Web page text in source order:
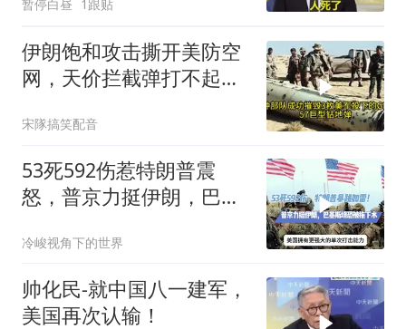
暂停白昼 1跟贴
伊朗饱和攻击撕开美防空
网，天价拦截弹打不起，
宋隊搞笑配音
53死592伤惹特朗普震
怒，普京力挺伊朗，巴恐
冷峻视角下的世界
帅化民-就中国八一建军，
美国再次认输！